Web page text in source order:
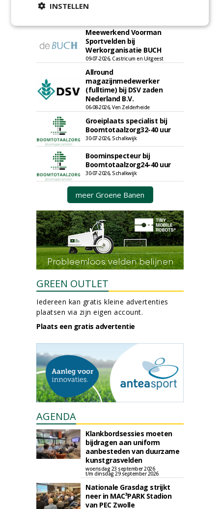
sport bij Antea Realisatie
Meewerkend Voorman
Sportvelden bij
Werkorganisatie BUCH
09-07-2026, Castricum en Uitgeest
Allround
magazijnmedewerker
(fulltime) bij DSV zaden
Nederland B.V.
06-08-2026, Ven Zelderheide
Groeiplaats specialist bij
Boomtotaalzorg32-40 uur
30-07-2026, Schalkwijk
Boominspecteur bij
Boomtotaalzorg24-40 uur
30-07-2026, Schalkwijk
meer Groene Banen
GREEN OUTLET
Iedereen kan gratis kleine advertenties
plaatsen via zijn eigen account.
Plaats een gratis advertentie
AGENDA
Klankbordsessies moeten
bijdragen aan uniform
aanbesteden van duurzame
kunstgrasvelden
woensdag 23 september 2026
t/m dinsdag 29 september 2026
Nationale Grasdag strijkt
neer in MAC³PARK Stadion
van PEC Zwolle
INSTELLEN